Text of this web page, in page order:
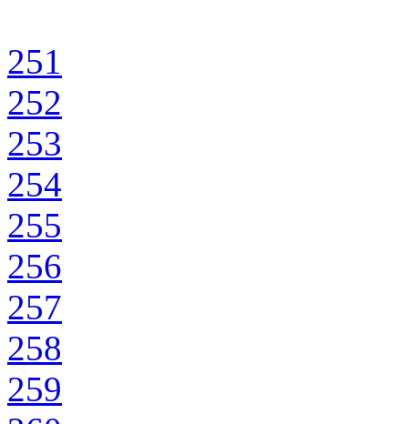
251
252
253
254
255
256
257
258
259